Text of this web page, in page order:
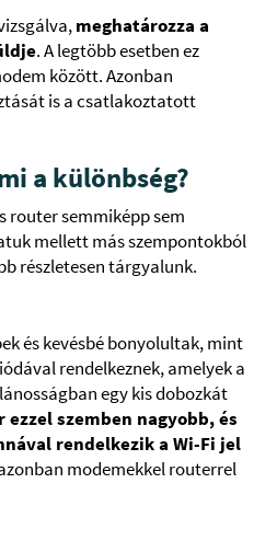
meghatározza a
. A legtöbb esetben ez
között. Azonban
is a csatlakoztatott
a különbség?
router semmiképp sem
mellett más szempontokból
részletesen tárgyalunk.
és kevésbé bonyolultak, mint
rendelkeznek, amelyek a
egy kis dobozkát
ezzel szemben nagyobb, és
rendelkezik a Wi-Fi jel
modemekkel routerrel